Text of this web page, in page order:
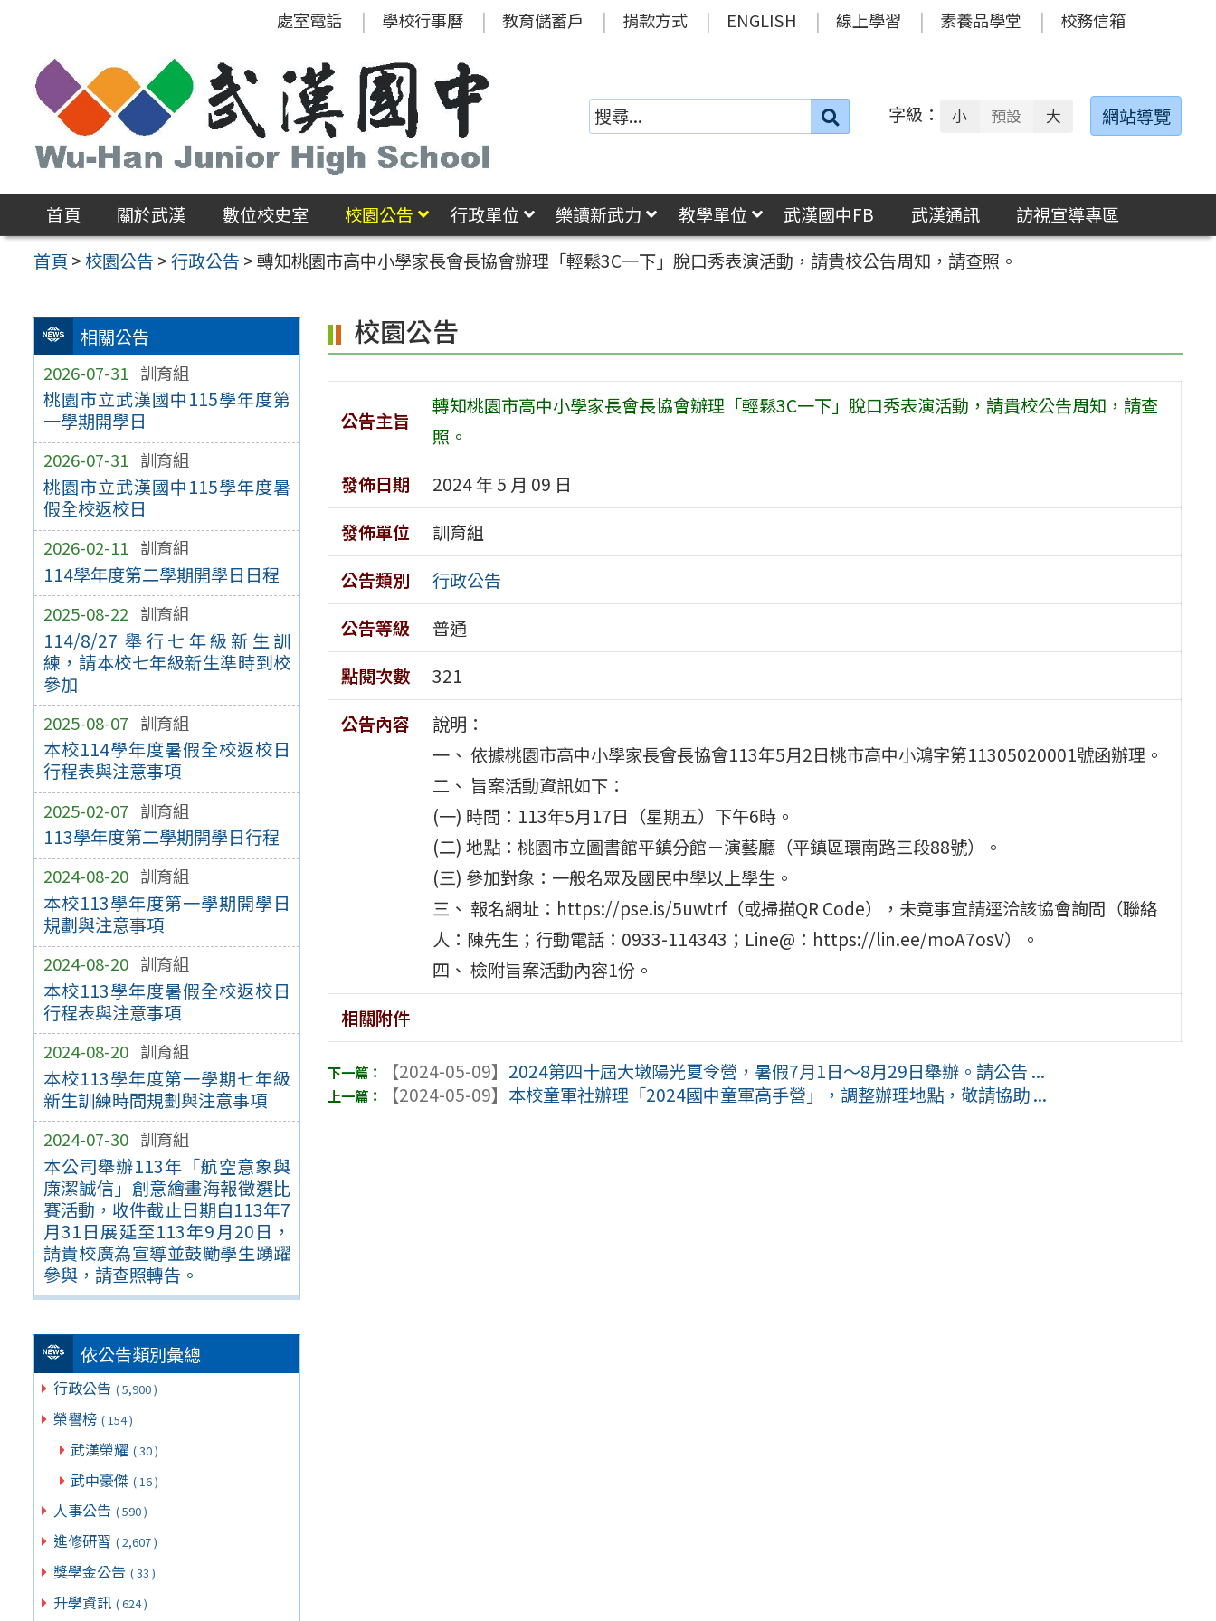
區
處室電話 學校行事曆 教育儲蓄戶 捐款方式 ENGLISH 線上學習 素養品學堂 校務信箱
搜
字級： 小 預設 大 網站導覽
首頁 關於武漢 數位校史室 校園公告 行政單位 樂讀新武力 教學單位 武漢國中FB 武漢通訊
訪視宣導專區
首頁 >校園公告 >行政公告 >轉知桃園市高中小學家長會長協會辦理「輕鬆3C一下」脫口秀表演活動，請貴校公告周知，請查照。
相關公告
2026-07-31 訓育組
桃園市立武漢國中115學年度第
一學期開學日
2026-07-31 訓育組
桃園市立武漢國中115學年度暑
假全校返校日
2026-02-11 訓育組
114學年度第二學期開學日日程
2025-08-22 訓育組
114/8/27 舉行七年級新生訓
練，請本校七年級新生準時到校
參加
2025-08-07 訓育組
本校114學年度暑假全校返校日
行程表與注意事項
2025-02-07 訓育組
113學年度第二學期開學日行程
2024-08-20 訓育組
本校113學年度第一學期開學日
規劃與注意事項
2024-08-20 訓育組
本校113學年度暑假全校返校日
行程表與注意事項
2024-08-20 訓育組
本校113學年度第一學期七年級
新生訓練時間規劃與注意事項
2024-07-30 訓育組
本公司舉辦113年「航空意象與
廉潔誠信」創意繪畫海報徵選比
賽活動，收件截止日期自113年7
月31日展延至113年9月20日，
請貴校廣為宣導並鼓勵學生踴躍
參與，請查照轉告。
依公告類別彙總
行政公告 ( 5,900 )
榮譽榜 ( 154 )
武漢榮耀 ( 30 )
武中豪傑 ( 16 )
人事公告 ( 590 )
進修研習 ( 2,607 )
獎學金公告 ( 33 )
升學資訊 ( 624 )
校園公告
公告主旨
轉知桃園市高中小學家長會長協會辦理「輕鬆3C一下」脫口秀表演活動，請貴校公告周知，請查
照。
發佈日期
2024 年 5 月 09 日
發佈單位
訓育組
公告類別
行政公告
公告等級
普通
點閱次數
321
公告內容
說明：
一、 依據桃園市高中小學家長會長協會113年5月2日桃市高中小鴻字第11305020001號函辦理。
二、 旨案活動資訊如下：
(一) 時間：113年5月17日（星期五）下午6時。
(二) 地點：桃園市立圖書館平鎮分館－演藝廳（平鎮區環南路三段88號）。
(三) 參加對象：一般名眾及國民中學以上學生。
三、 報名網址：https://pse.is/5uwtrf（或掃描QR Code），未竟事宜請逕洽該協會詢問（聯絡
人：陳先生；行動電話：0933-114343；Line@：https://lin.ee/moA7osV）。
四、 檢附旨案活動內容1份。
相關附件
【2024-05-09】 2024第四十屆大墩陽光夏令營，暑假7月1日～8月29日舉辦。請公告 ...
【2024-05-09】 本校童軍社辦理「2024國中童軍高手營」，調整辦理地點，敬請協助 ...